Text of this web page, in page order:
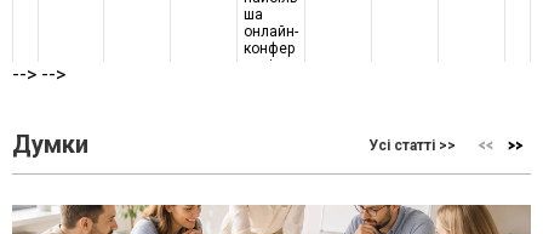
--> -->
Думки Усі статті >>